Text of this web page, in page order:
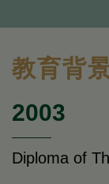
教育背
2003
Diploma of